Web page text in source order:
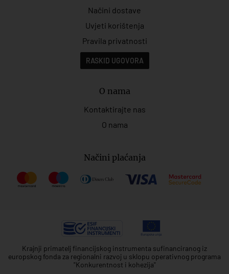
Načini dostave
Uvjeti korištenja
Pravila privatnosti
RASKID UGOVORA
O nama
Kontaktirajte nas
O nama
Načini plaćanja
Krajnji primatelj financijskog instrumenta sufinanciranog iz
europskog fonda za regionalni razvoj u sklopu operativnog programa
"Konkurentnost i kohezija"